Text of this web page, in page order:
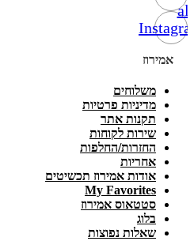
alt
אמירוז
משלוחים
מדיניות פרטיות
תקנות אתר
שירות לקוחות
החזרות/החלפות
אחריות
אודות אמירוז תכשיטים
My Favorites
סטטאוס אמירוז
בלוג
שאלות נפוצות